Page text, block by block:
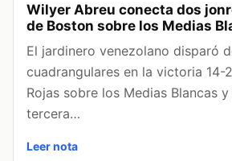
Wilyer Abreu conecta dos
de Boston sobre los Medias
El jardinero venezolano disparó
cuadrangulares en la victoria 14-
Rojas sobre los Medias Blancas
tercera…
Leer nota